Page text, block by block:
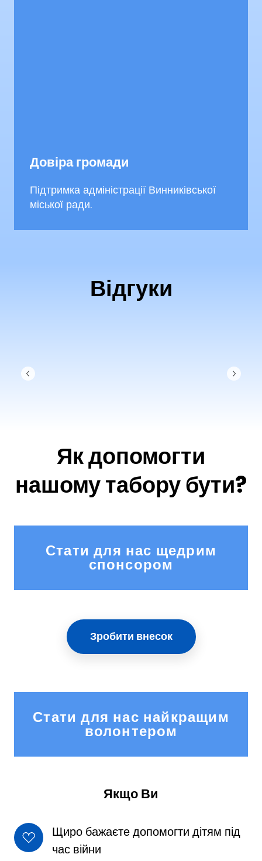
Довіра громади
Підтримка адміністрації Винниківської
міської ради.
Відгуки
Як допомогти
нашому табору бути?
Стати для нас щедрим
спонсором
Зробити внесок
Стати для нас найкращим
волонтером
Якщо Ви
Щиро бажаєте допомогти дітям під
час війни